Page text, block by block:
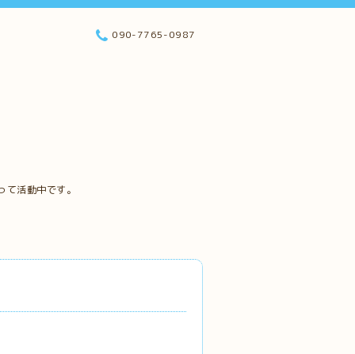
活動中です。
090-7765-0987